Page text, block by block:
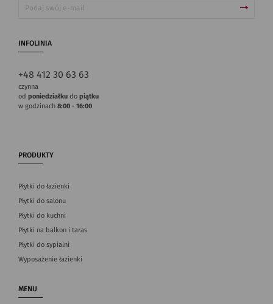
INFOLINIA
+48 412 30 63 63
czynna
od poniedziałku do piątku
w godzinach 8:00 - 16:00
PRODUKTY
Płytki do łazienki
Płytki do salonu
Płytki do kuchni
Płytki na balkon i taras
Płytki do sypialni
Wyposażenie łazienki
MENU